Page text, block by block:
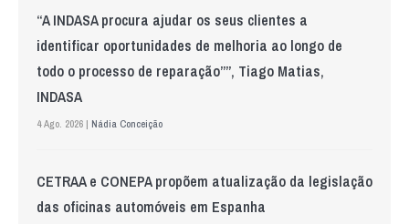
“A INDASA procura ajudar os seus clientes a
identificar oportunidades de melhoria ao longo de
todo o processo de reparação””, Tiago Matias,
INDASA
4 Ago. 2026 | Nádia Conceição
CETRAA e CONEPA propõem atualização da legislação
das oficinas automóveis em Espanha